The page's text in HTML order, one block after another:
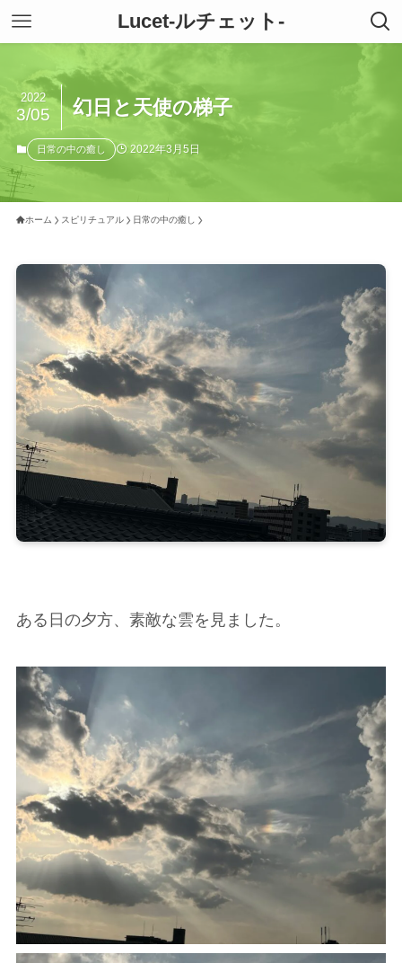
Lucet-ルチェット-
幻日と天使の梯子
2022
3/05
日常の中の癒し 2022年3月5日
ホーム スピリチュアル 日常の中の癒し
ある日の夕方、素敵な雲を見ました。